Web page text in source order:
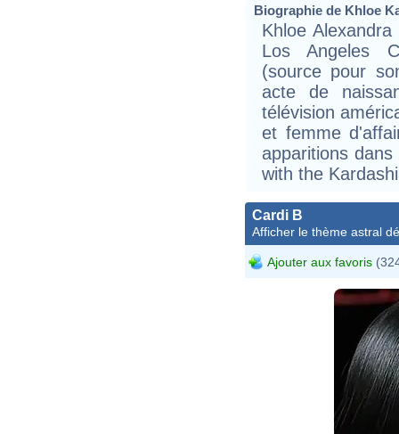
Biographie de Khloe
Khloe
Los Angeles
(source pour
acte de
télévision
et femme
apparitions
with the
Cardi B
Afficher le thème astral
Ajouter aux favoris